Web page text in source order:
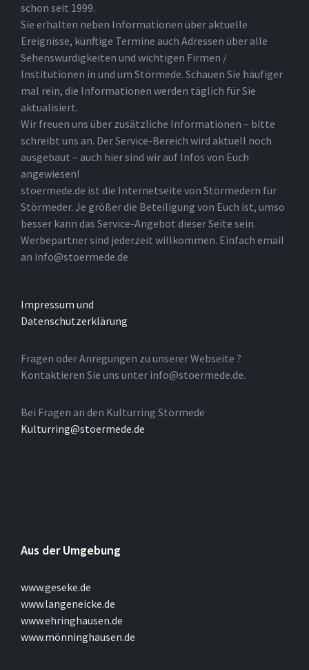
schon seit 1999.
Sie erhalten neben Informationen über aktuelle
Ereignisse, künftige Termine auch Adressen über alle
Sehenswürdigkeiten und wichtigen Firmen /
Institutionen in und um Störmede. Schauen Sie häufiger
mal rein, die Informationen werden täglich für Sie
aktualisiert.
Wir freuen uns über zusätzliche Informationen – bitte
schreibt uns an. Der Service-Bereich wird aktuell noch
ausgebaut – auch hier sind wir auf Infos von Euch
angewiesen!
stoermede.de ist die Internetseite von Störmedern für
Störmeder. Je größer die Beteiligung von Euch ist, umso
besser kann das Service-Angebot dieser Seite sein.
Werbepartner sind jederzeit willkommen. Einfach email
an info@stoermede.de
Impressum und
Datenschutzerklärung
Fragen oder Anregungen zu unserer Webseite ?
Kontaktieren Sie uns unter info@stoermede.de.
Bei Fragen an den Kulturring Störmede
Kulturring@stoermede.de
Aus der Umgebung
www.geseke.de
www.langeneicke.de
www.ehringhausen.de
www.mönninghausen.de